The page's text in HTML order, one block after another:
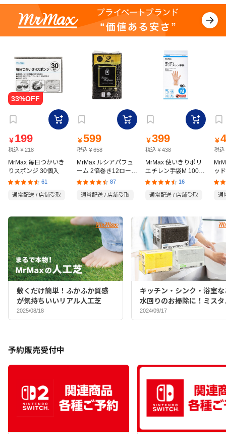
￥ 199
税込￥218
MrMax 毎日つかいき
りスポンジ 30個入
61
通常配送 / 店舗受取
￥599
税込￥658
MrMax ルシアパフュ
ーム 2倍巻き12ロール
ダブル
87
通常配送 / 店舗受取
￥399
税込￥438
MrMax 使いきりポリ
エチレン手袋M 100枚
入
16
通常配送 / 店舗受取
￥
税込
ッ
の
通
敷くだけ簡単！ふかふか質感
が気持ちいいリアル人工芝
2025/08/18
キッチン・シンク・浴室な
水回りのお掃除に！ミスタ
マックスバイヤーおすすめ
ポンジ♪
2024/09/17
予約販売受付中